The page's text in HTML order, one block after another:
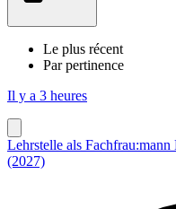
Le plus récent
Par pertinence
Il y a 3 heures
Lehrstelle als
(2027)